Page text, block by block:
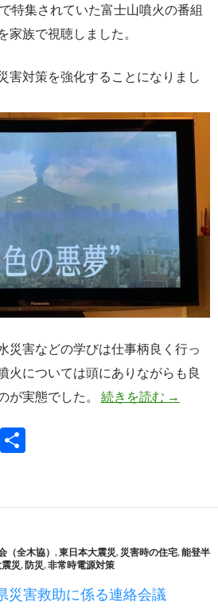
特集されていた富士山噴火の番組
家族で視聴しました。
害対策を強化することになりまし
災害などの学びは仕事柄良く行っ
火については頭にありながらも良
が実態でした。 続きを読む 富士山
→
Li
（全木協） ,東日本大震災, 災害時の住宅,能登半
災, 防災,非常時電源対策
災害救助に係る連絡会議